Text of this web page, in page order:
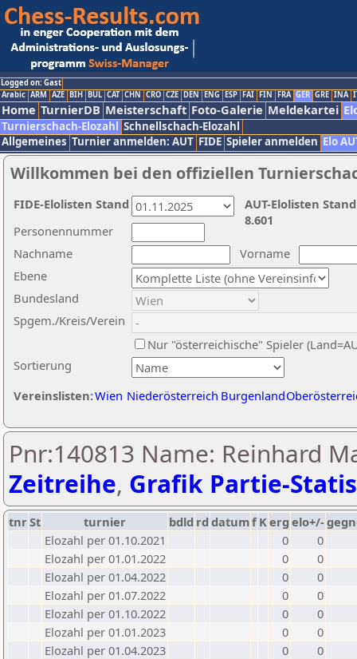
Logged on: Gast
Arabic ARM AZE BIH BUL CAT CHN CRO CZE DEN ENG ESP FAI FIN FRA GER GRE INA
Home TurnierDB Meisterschaft Foto-Galerie Meldekartei
Turnierschach-Elozahl Schnellschach-Elozahl
Allgemeines Turnier anmelden: AUT FIDE Spieler anmelden Elo
Willkommen bei den offiziellen
Nachname
Vorname
Ebene
Sortierung
Personennummer
Bundesland
Spgem./Kreis/Verein
Nur "österreichische" Spieler
Vereinslisten:Wien Niederösterreich Burgenland
AUT-Elolisten
8.601
FIDE-Elolisten Stand
Pnr:140813 Name: Reinhard
Zeitreihe, Grafik Partie-
tnrSt turnier bdld rd datumf Kerg elo+/-
Elozahl per 01.10.2021
0
0
Elozahl per 01.01.2022
0
0
Elozahl per 01.04.2022
0
0
Elozahl per 01.07.2022
0
0
Elozahl per 01.10.2022
0
0
Elozahl per 01.01.2023
0
0
Elozahl per 01.04.2023
0
0